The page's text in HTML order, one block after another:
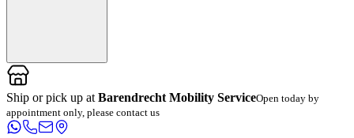
Ship or pick up at Barendrecht Mobility ServiceOpen today by
appointment only, please contact us